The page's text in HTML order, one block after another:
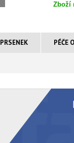
Zboží
PÉČE